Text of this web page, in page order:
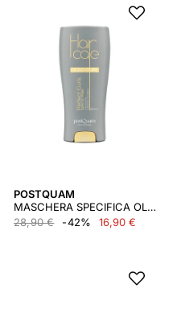
POSTQUAM
MASCHERA SPECIFICA OLEO ACTIV 250 ML.
28,90 €
-42% 16,90 €